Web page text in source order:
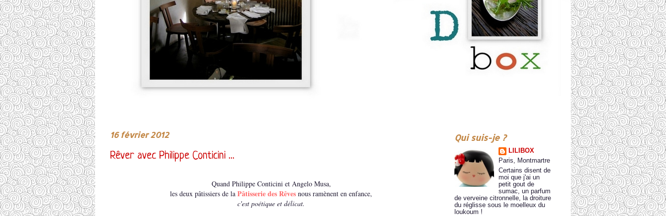
16 février 2012
Rêver avec Philippe Conticini ...
Quand Philippe Conticini et Angelo Musa,
les deux pâtissiers de la Pâtisserie des Rêves nous ramènent en enfance,
c'est poétique et délicat.
Qui suis-je ?
LILIBOX
Paris, Montmartre
Certains disent de
moi que j'ai un
petit gout de
sumac, un parfum
de verveine citronnelle, la droiture
du réglisse sous le moelleux du
loukoum !